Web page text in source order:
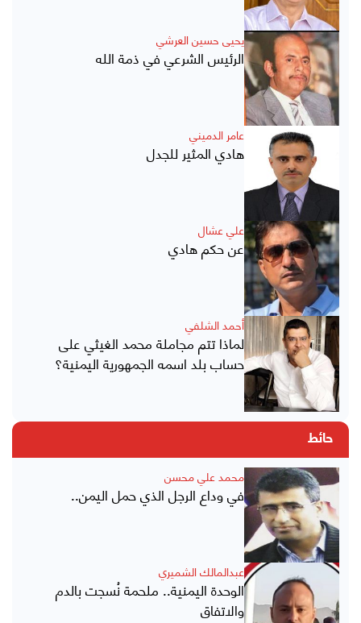
يحيى حسين العرشي
الرئيس الشرعي في ذمة الله
عامر الدميني
هادي المثير للجدل
علي عشال
عن حكم هادي
أحمد الشلفي
لماذا تتم مجاملة محمد الغيثي على
حساب بلد اسمه الجمهورية اليمنية؟
حائط
محمد علي محسن
في وداع الرجل الذي حمل اليمن..
عبدالمالك الشميري
الوحدة اليمنية.. ملحمة نُسجت بالدم
والاتفاق